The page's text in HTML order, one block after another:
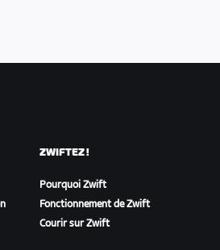
ZWIFTEZ !
Pourquoi Zwift
Fonctionnement de Zwift
Courir sur Zwift